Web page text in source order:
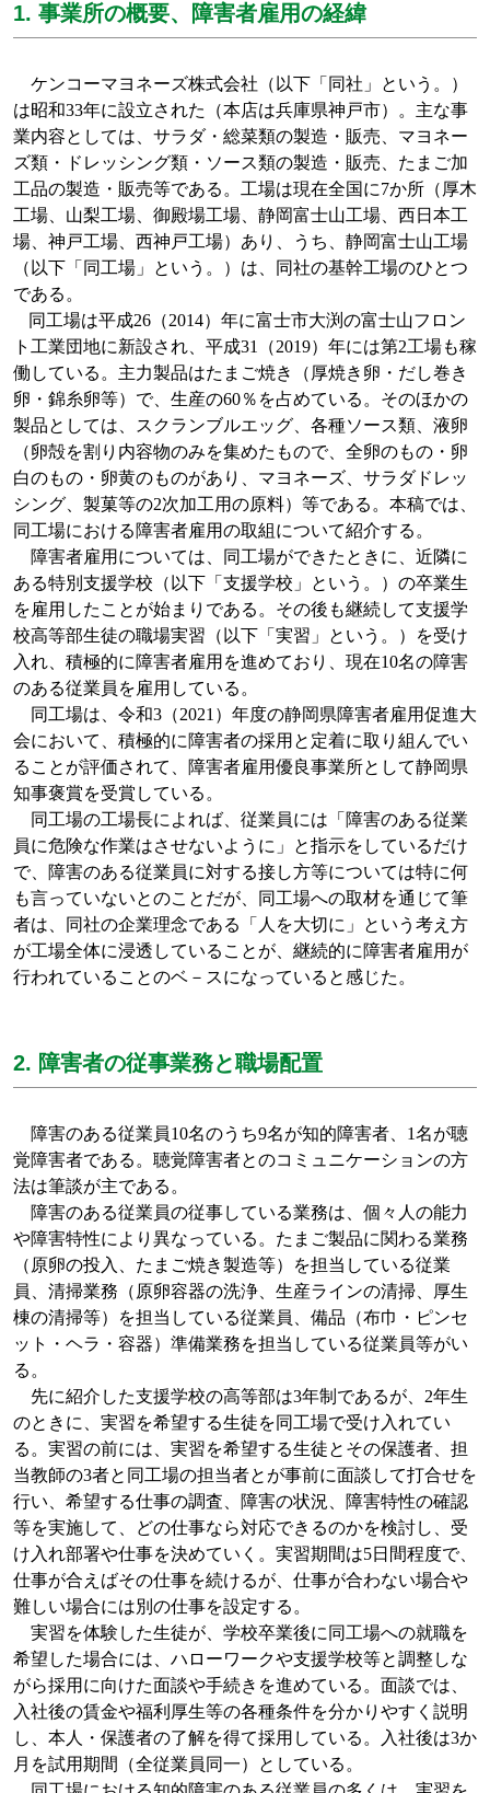
1. 事業所の概要、障害者雇用の経緯
ケンコーマヨネーズ株式会社（以下「同社」という。）
は昭和33年に設立された（本店は兵庫県神戸市）。主な事
業内容としては、サラダ・総菜類の製造・販売、マヨネー
ズ類・ドレッシング類・ソース類の製造・販売、たまご加
工品の製造・販売等である。工場は現在全国に7か所（厚木
工場、山梨工場、御殿場工場、静岡富士山工場、西日本工
場、神戸工場、西神戸工場）あり、うち、静岡富士山工場
（以下「同工場」という。）は、同社の基幹工場のひとつ
である。
同工場は平成26（2014） 年に富士市大渕の富士山フロン
ト工業団地に新設され、平成31（2019） 年には第2工場も稼
働している。主力製品はたまご焼き（厚焼き卵・だし巻き
卵・錦糸卵等）で、生産の60％を占めている。そのほかの
製品としては、スクランブルエッグ、各種ソース類、液卵
（卵殻を割り内容物のみを集めたもので、全卵のもの・卵
白のもの・卵黄のものがあり、マヨネーズ、サラダドレッ
シング、製菓等の2次加工用の原料）等である。本稿では、
同工場における障害者雇用の取組について紹介する。
障害者雇用については、同工場ができたときに、近隣に
ある特別支援学校（以下「支援学校」という。）の卒業生
を雇用したことが始まりである。その後も継続して支援学
校高等部生徒の職場実習（以下「実習」という。）を受け
入れ、積極的に障害者雇用を進めており、現在10名の障害
のある従業員を雇用している。
同工場は、令和3（2021） 年度の静岡県障害者雇用促進大
会において、積極的に障害者の採用と定着に取り組んでい
ることが評価されて、障害者雇用優良事業所として静岡県
知事褒賞を受賞している。
同工場の工場長によれば、従業員には「障害のある従業
員に危険な作業はさせないように」と指示をしているだけ
で、障害のある従業員に対する接し方等については特に何
も言っていないとのことだが、同工場への取材を通じて筆
者は、同社の企業理念である「人を大切に」という考え方
が工場全体に浸透していることが、継続的に障害者雇用が
行われていることのベ－スになっていると感じた。
2. 障害者の従事業務と職場配置
障害のある従業員10名のうち9名が知的障害者、 1名が聴
覚障害者である。聴覚障害者とのコミュニケーションの方
法は筆談が主である。
障害のある従業員の従事している業務は、個々人の能力
や障害特性により異なっている。たまご製品に関わる業務
（原卵の投入、たまご焼き製造等）を担当している従業
員、清掃業務（原卵容器の洗浄、生産ラインの清掃、厚生
棟の清掃等）を担当している従業員、備品（布巾・ピンセ
ット・ヘラ・容器）準備業務を担当している従業員等がい
る。
先に紹介した支援学校の高等部は3年制であるが、 2年生
のときに、実習を希望する生徒を同工場で受け入れてい
る。実習の前には、実習を希望する生徒とその保護者、担
当教師の3者と同工場の担当者とが事前に面談して打合せを
行い、希望する仕事の調査、障害の状況、障害特性の確認
等を実施して、どの仕事なら対応できるのかを検討し、受
け入れ部署や仕事を決めていく。実習期間は5日間程度で、
仕事が合えばその仕事を続けるが、仕事が合わない場合や
難しい場合には別の仕事を設定する。
実習を体験した生徒が、学校卒業後に同工場への就職を
希望した場合には、ハローワークや支援学校等と調整しな
がら採用に向けた面談や手続きを進めている。面談では、
入社後の賃金や福利厚生等の各種条件を分かりやすく説明
し、本人・保護者の了解を得て採用している。入社後は3か
月を試用期間（全従業員同一）としている。